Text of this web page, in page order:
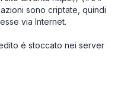
sono criptate, quindi
via Internet.
é stoccato nei server